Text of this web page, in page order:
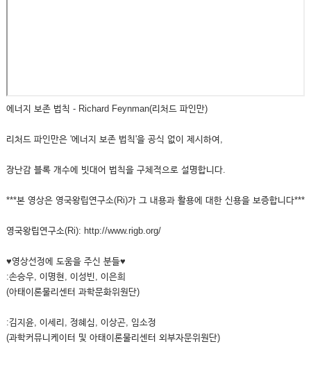
에너지 보존 법칙 - Richard Feynman(리처드 파인만)
리처드 파인만은 '에너지 보존 법칙'을 공식 없이 제시하여,
장난감 블록 개수에 빗대어 법칙을 구체적으로 설명합니다.
***본 영상은 영국왕립연구소(Ri)가 그 내용과 활용에 대한 신용을 보증합니다***
영국왕립연구소(Ri): http://www.rigb.org/
♥영상선정에 도움을 주신 분들♥
:손승우, 이명현, 이성빈, 이은희
(아태이론물리센터 과학문화위원단)
:김지윤, 이세리, 정혜심, 이상곤, 임소정
(과학커뮤니케이터 및 아태이론물리센터 외부자문위원단)